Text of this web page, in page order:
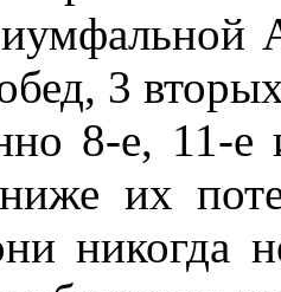
3
8-е, 11-
ниже их
никогда